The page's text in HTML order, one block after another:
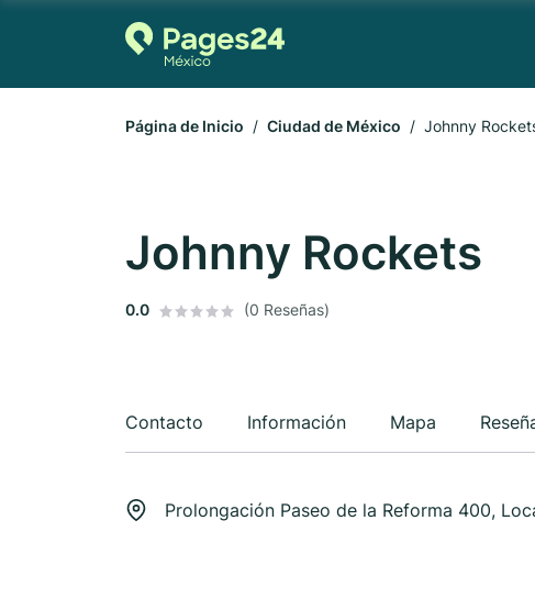
Página de Inicio Ciudad de México Johnny
Johnny Rockets
0.0 (0 Reseñas)
Contacto Información Mapa
Prolongación Paseo de la Reforma 400,